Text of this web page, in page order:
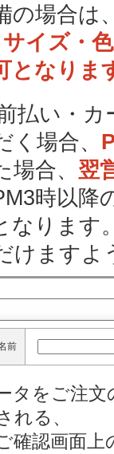
の場合は
イズ・
となりま
払い・
く場合、
合、 翌
時以降
なります
けますよ
前
タをご注
れる、
確認画面上